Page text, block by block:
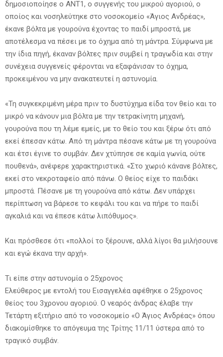
δημοσιοποίησε ο ANT1, ο συγγενής του μικρού αγοριού, ο
οποίος και νοσηλεύτηκε στο νοσοκομείο «Άγιος Ανδρέας»,
έκανε βόλτα με γουρούνα έχοντας το παιδί μπροστά, με
αποτέλεσμα να πέσει με το όχημα από τη μάντρα. Σύμφωνα με
την ίδια πηγή, έκαναν βόλτες πριν συμβεί η τραγωδία και στην
συνέχεια συγγενείς φέρονται να εξαφάνισαν το όχημα,
προκειμένου να μην ανακατευτεί η αστυνομία.
«Τη συγκεκριμένη μέρα πριν το δυστύχημα είδα τον θείο και το
μικρό να κάνουν μια βόλτα με την τετρακίνητη μηχανή,
γουρούνα που τη λέμε εμείς, με το θείο του και ξέρω ότι από
εκεί έπεσαν κάτω. Από τη μάντρα πέσανε κάτω με τη γουρούνα
και έτσι έγινε το συμβάν. Δεν χτύπησε σε καμία γωνία, ούτε
πουθενά», ανέφερε χαρακτηριστικά. «Στο χωριό κάνανε βόλτες,
εκεί στο νεκροταφείο από πάνω. Ο θείος είχε το παιδάκι
μπροστά. Πέσανε με τη γουρούνα από κάτω. Δεν υπάρχει
περίπτωση να βάρεσε το κεφάλι του και να πήρε το παιδί
αγκαλιά και να έπεσε κάτω λιπόθυμος».
Και πρόσθεσε ότι «πολλοί το ξέρουνε, αλλά λίγοι θα μιλήσουνε
και εγώ έκανα την αρχή».
Τι είπε στην αστυνομία ο 25χρονος
Ελεύθερος με εντολή του Εισαγγελέα αφέθηκε ο 25χρονος
θείος του 3χρονου αγοριού. Ο νεαρός άνδρας έλαβε την
Τετάρτη εξιτήριο από το νοσοκομείο «Ο Άγιος Ανδρέας» όπου
διακομίσθηκε το απόγευμα της Τρίτης 11/11 ύστερα από το
τραγικό συμβάν.